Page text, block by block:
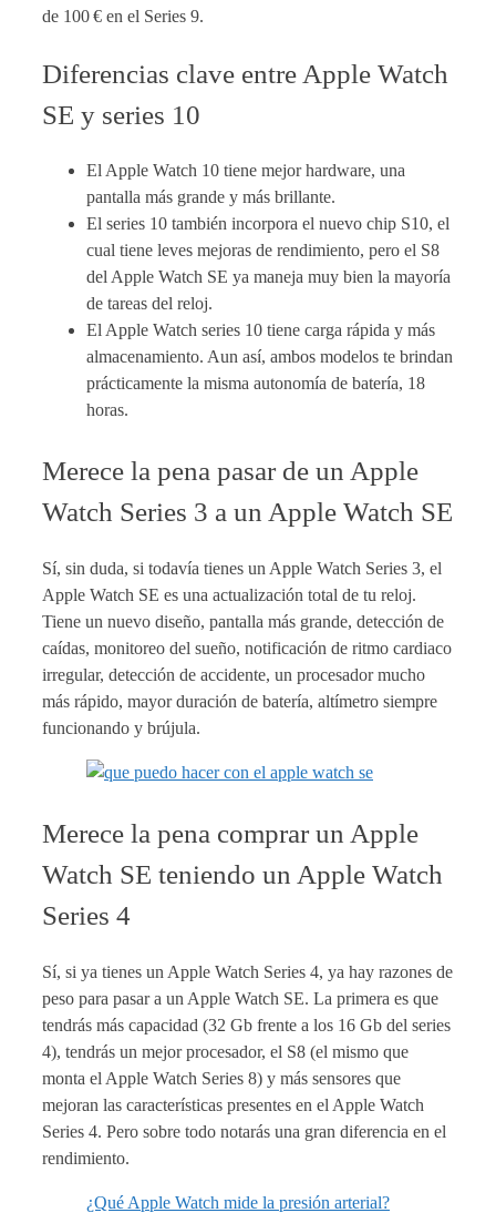
de 100 € en el Series 9.
Diferencias clave entre Apple Watch
SE y series 10
El Apple Watch 10 tiene mejor hardware, una
pantalla más grande y más brillante.
El series 10 también incorpora el nuevo chip S10, el
cual tiene leves mejoras de rendimiento, pero el S8
del Apple Watch SE ya maneja muy bien la mayoría
de tareas del reloj.
El Apple Watch series 10 tiene carga rápida y más
almacenamiento. Aun así, ambos modelos te brindan
prácticamente la misma autonomía de batería, 18
horas.
Merece la pena pasar de un Apple
Watch Series 3 a un Apple Watch SE
Sí, sin duda, si todavía tienes un Apple Watch Series 3, el
Apple Watch SE es una actualización total de tu reloj.
Tiene un nuevo diseño, pantalla más grande, detección de
caídas, monitoreo del sueño, notificación de ritmo cardiaco
irregular, detección de accidente, un procesador mucho
más rápido, mayor duración de batería, altímetro siempre
funcionando y brújula.
Merece la pena comprar un Apple
Watch SE teniendo un Apple Watch
Series 4
Sí, si ya tienes un Apple Watch Series 4, ya hay razones de
peso para pasar a un Apple Watch SE. La primera es que
tendrás más capacidad (32 Gb frente a los 16 Gb del series
4), tendrás un mejor procesador, el S8 (el mismo que
monta el Apple Watch Series 8) y más sensores que
mejoran las características presentes en el Apple Watch
Series 4. Pero sobre todo notarás una gran diferencia en el
rendimiento.
¿Qué Apple Watch mide la presión arterial?